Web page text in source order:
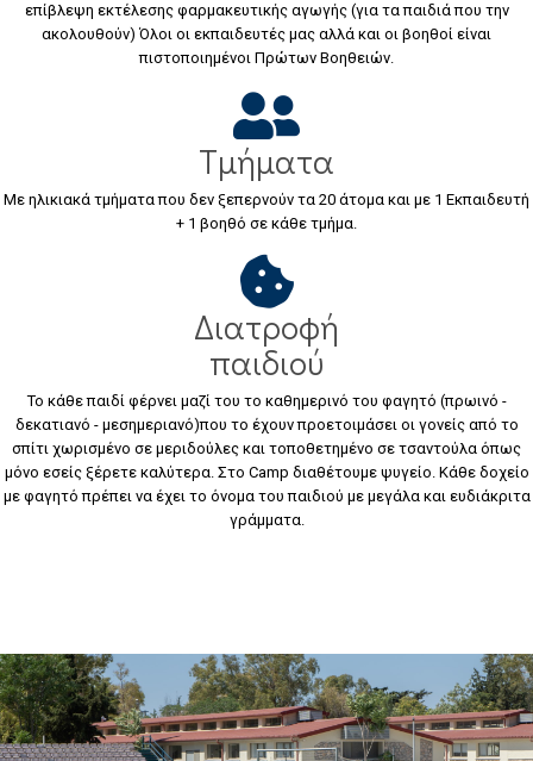
επίβλεψη εκτέλεσης φαρμακευτικής αγωγής (για τα παιδιά που την
ακολουθούν) Όλοι οι εκπαιδευτές μας αλλά και οι βοηθοί είναι
πιστοποιημένοι Πρώτων Βοηθειών.
Τμήματα
Με ηλικιακά τμήματα που δεν ξεπερνούν τα 20 άτομα και με 1 Εκπαιδευτή
+ 1 βοηθό σε κάθε τμήμα.
Διατροφή
παιδιού
Το κάθε παιδί φέρνει μαζί του το καθημερινό του φαγητό (πρωινό -
δεκατιανό - μεσημεριανό)που το έχουν προετοιμάσει οι γονείς από το
σπίτι χωρισμένο σε μεριδούλες και τοποθετημένο σε τσαντούλα όπως
μόνο εσείς ξέρετε καλύτερα. Στο Camp διαθέτουμε ψυγείο. Κάθε δοχείο
με φαγητό πρέπει να έχει το όνομα του παιδιού με μεγάλα και ευδιάκριτα
γράμματα.